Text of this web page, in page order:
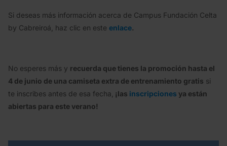
Si deseas más información acerca de Campus Fundación Celta
by Cabreiroá, haz clic en este enlace.
No esperes más y recuerda que tienes la promoción hasta el
4 de junio de una camiseta extra de entrenamiento gratis si
te inscribes antes de esa fecha, ¡las inscripciones ya están
abiertas para este verano!